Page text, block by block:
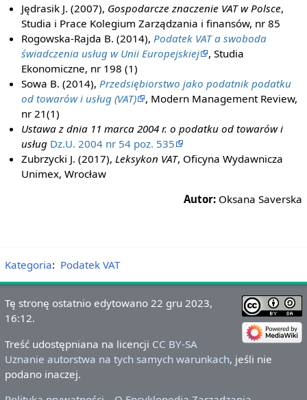
Jędrasik J. (2007), Gospodarcze znaczenie VAT w Polsce,
Studia i Prace Kolegium Zarządzania i finansów, nr 85
Rogowska-Rajda B. (2014), Podatek VAT a swoboda
świadczenia usług w Unii Europejskiej
, Studia
Ekonomiczne, nr 198 (1)
Sowa B. (2014), Przedsiębiorstwo jako podatnik podatku
od towarów i usług (VAT)
, Modern Management Review,
nr 21(1)
Ustawa z dnia 11 marca 2004 r. o podatku od towarów i
usług Dz.U. 2004 nr 54 poz. 535
Zubrzycki J. (2017), Leksykon VAT, Oficyna Wydawnicza
Unimex, Wrocław
Autor: Oksana Saverska
Kategoria: Podatek VAT
Tę stronę ostatnio edytowano 22 gru 2023,
16:12.
Treść udostępniana na licencji CC BY-SA
Uznanie autorstwa na tych samych warunkach, jeśli nie
podano inaczej.